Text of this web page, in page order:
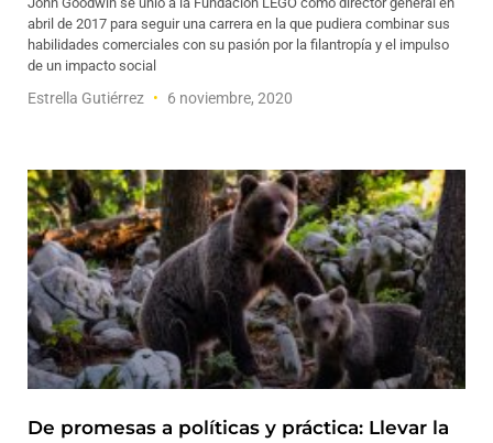
abril de 2017 para seguir una carrera en la que pudiera combinar sus
habilidades comerciales con su pasión por la filantropía y el impulso
de un impacto social
Estrella Gutiérrez 6 noviembre, 2020
De promesas a políticas y práctica: Llevar la